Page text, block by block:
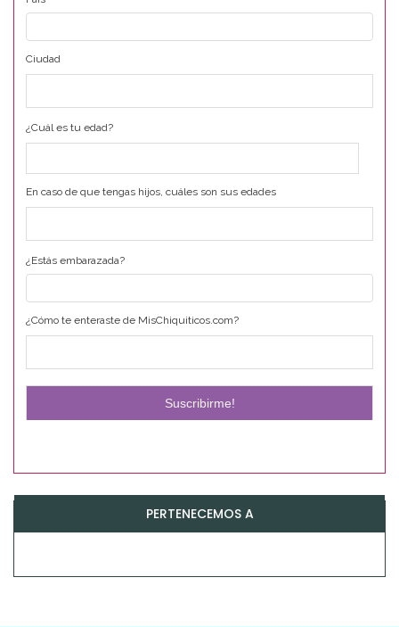
Ciudad
¿Cuál es tu edad?
En caso de que tengas hijos, cuáles son sus edades
¿Estás embarazada?
¿Cómo te enteraste de MisChiquiticos.com?
PERTENECEMOS A